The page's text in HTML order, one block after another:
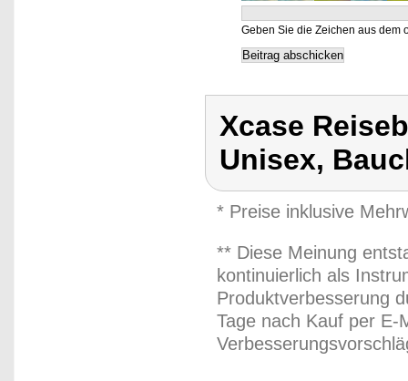
Geben Sie die Zeichen aus dem
Xcase
Unisex,
* Preise inklusive
** Diese Meinung
kontinuierlich als
Produktverbesserung
Tage nach Kauf per E-